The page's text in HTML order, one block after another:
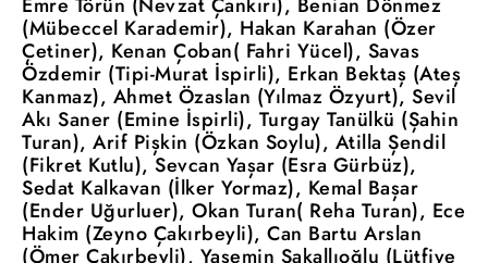
(Mübeccel Karademir), Hakan Karahan (Özer
Çetiner), Kenan Çoban( Fahri Yücel), Savas
Özdemir (Tipi-Murat İspirli), Erkan Bektaş (Ateş
Kanmaz), Ahmet Özaslan (Yılmaz Özyurt), Sevil
Akı Saner (Emine İspirli), Turgay Tanülkü (Şahin
Turan), Arif Pişkin (Özkan Soylu), Atilla Şendil
(Fikret Kutlu), Sevcan Yaşar (Esra Gürbüz),
Sedat Kalkavan (İlker Yormaz), Kemal Başar
(Ender Uğurluer), Okan Turan( Reha Turan), Ece
Hakim (Zeyno Çakırbeyli), Can Bartu Arslan
(Ömer Çakırbeyli), Yasemin Sakallıoğlu (Lütfiye